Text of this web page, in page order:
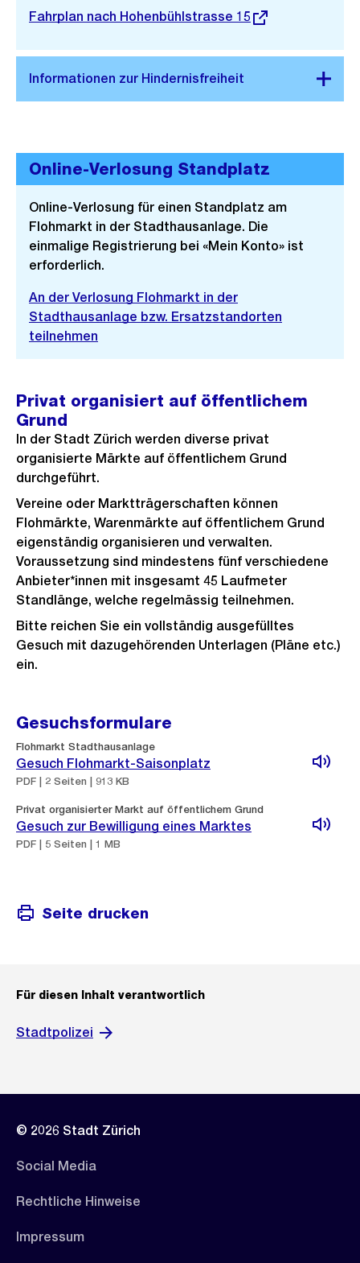
Externer
Fahrplan nach Hohenbühlstrasse 15
Online-Verlosung Standplatz
Online-Verlosung für einen Standplatz am
Flohmarkt in der Stadthausanlage. Die
einmalige Registrierung bei «Mein Konto» ist
erforderlich.
An der Verlosung Flohmarkt in der
Stadthausanlage bzw. Ersatzstandorten
teilnehmen
Privat organisiert auf öffentlichem
Grund
In der Stadt Zürich werden diverse privat
organisierte Märkte auf öffentlichem Grund
durchgeführt.
Vereine oder Marktträgerschaften können
Flohmärkte, Warenmärkte auf öffentlichem Grund
eigenständig organisieren und verwalten.
Voraussetzung sind mindestens fünf verschiedene
Anbieter*innen mit insgesamt 45 Laufmeter
Standlänge, welche regelmässig teilnehmen.
Bitte reichen Sie ein vollständig ausgefülltes
Gesuch mit dazugehörenden Unterlagen (Pläne etc.)
ein.
Gesuchsformulare
Flohmarkt Stadthausanlage
Gesuch Flohmarkt-Saisonplatz
PDF | 2 Seiten | 913 KB
Privat organisierter Markt auf öffentlichem Grund
Gesuch zur Bewilligung eines Marktes
PDF | 5 Seiten | 1 MB
Seite drucken
Für diesen Inhalt verantwortlich
Stadtpolizei
© 2026 Stadt Zürich
Social Media
Rechtliche Hinweise
Impressum